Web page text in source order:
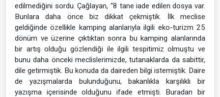
edilmediğini sordu. Çağlayan, “8 tane iade edilen dosya var.
Bunlara daha önce biz dikkat çekmiştik. İlk meclise
geldiğinde özellikle kamping alanlarıyla ilgili eko-turizm 25
dönüm ve üzerine çıktıktan sonra bu kamping alanlarında
bir artış olduğu gözlendiği ile ilgili tespitimiz olmuştu ve
bunu daha önceki meclislerimizde, tutanaklarda da sabittir,
dile getirmiştik. Bu konuda da daireden bilgi istemiştik. Daire
de yazışmalarda bulunduğunu, bakanlıkla karşılıklı bir
yazışma içerisinde olduğunu ifade etmişti. Buradan bir